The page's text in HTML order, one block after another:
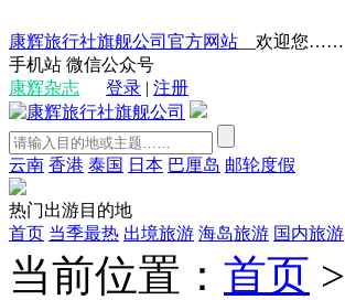
康辉旅行社旗舰公司官方网站 __欢迎您……
手机站 微信公众号
康辉杂志
登录 | 注册
云南 香港 泰国 日本 巴厘岛 邮轮度假
热门出游目的地
首页 当季最热 出境旅游 海岛旅游 国内旅游
当前位置： 首页 >